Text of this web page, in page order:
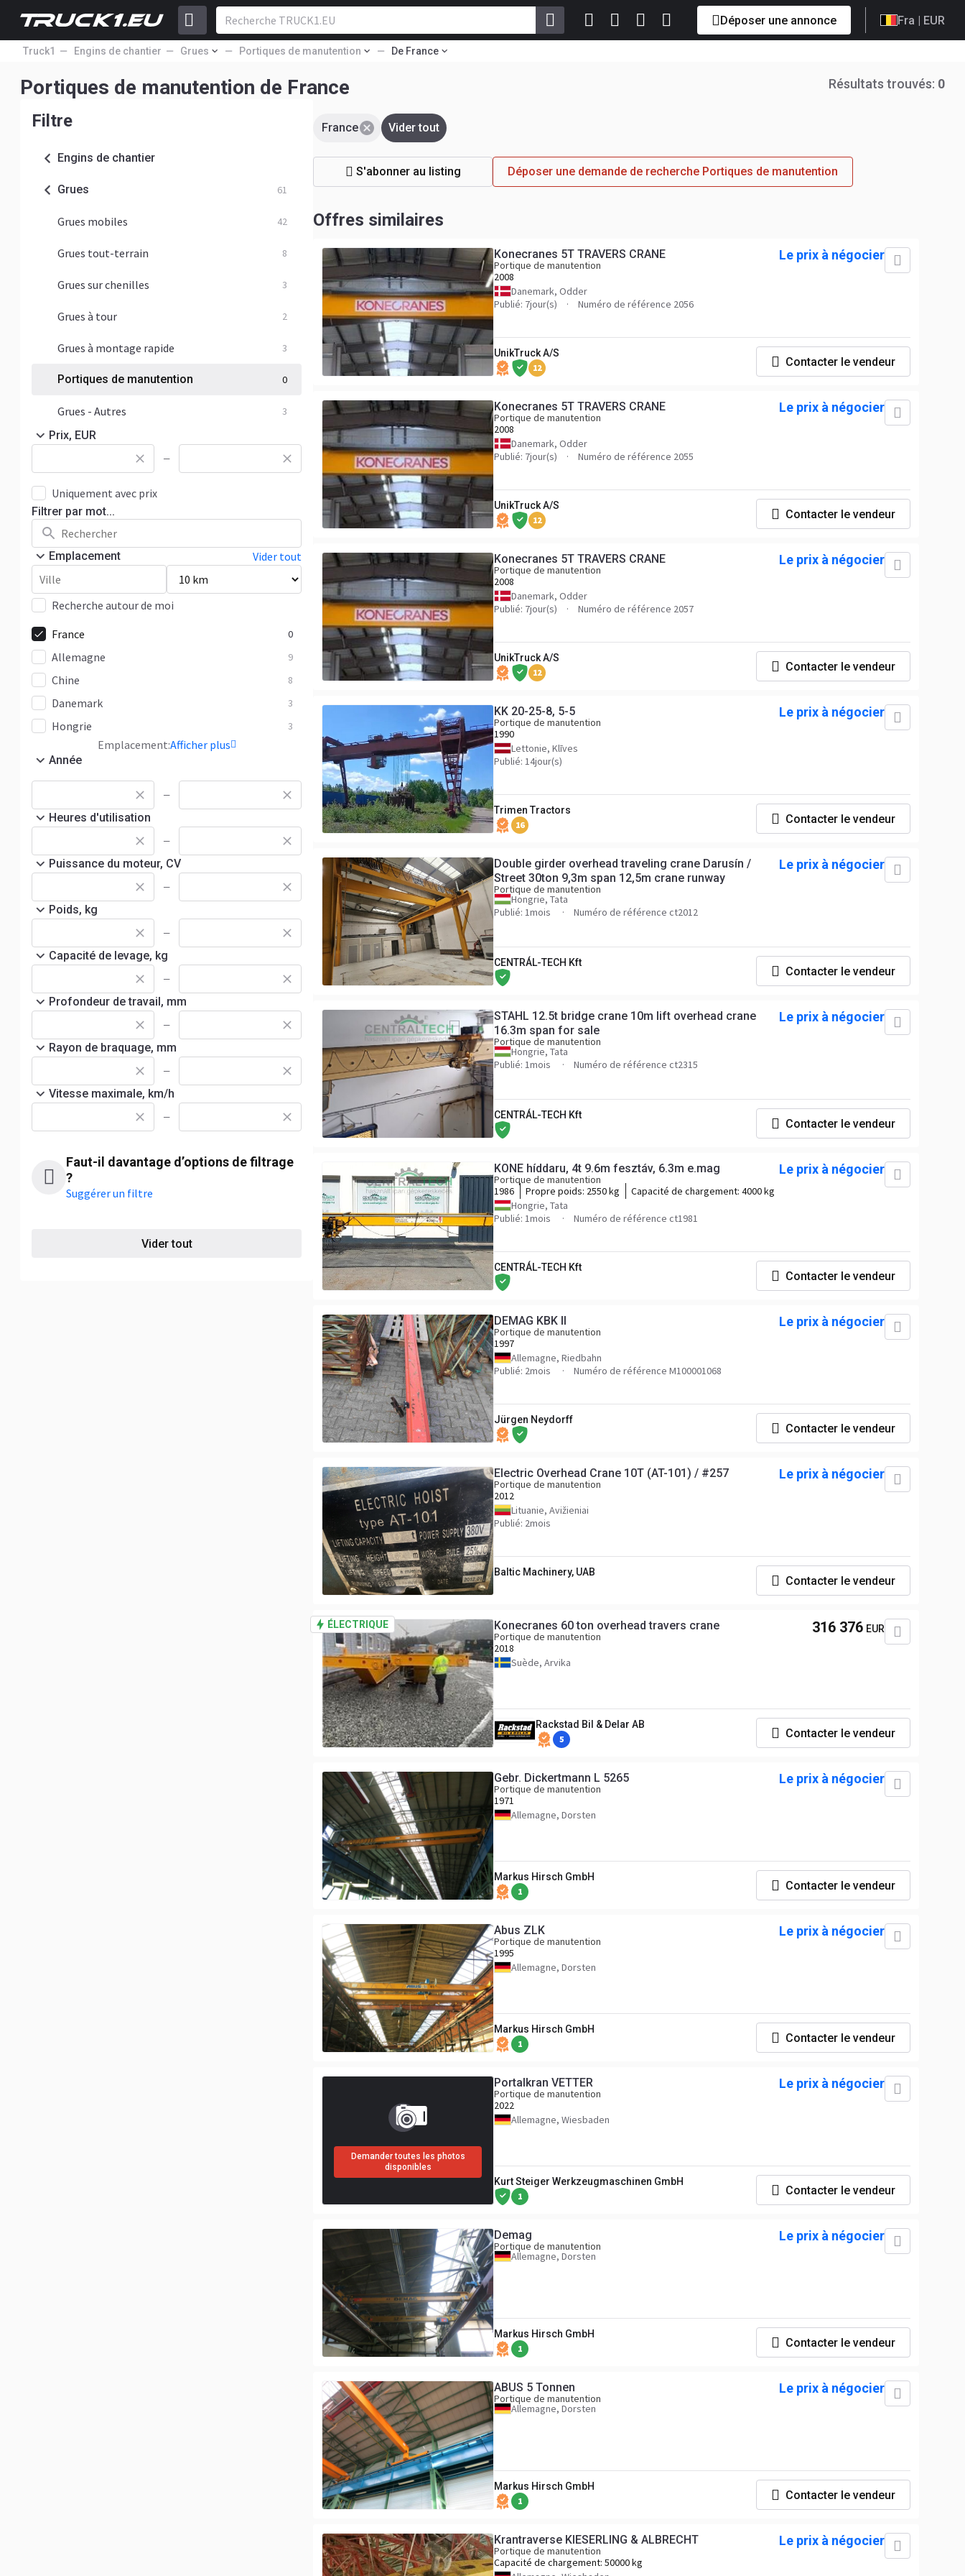
Déposer une annonce Fra | EUR
Truck1 Engins de chantier Grues Portiques de manutention De France
Portiques de manutention de France Résultats trouvés: 0
Filtre
Engins de chantier
Grues 61
Grues mobiles 42
Grues tout-terrain 8
Grues sur chenilles 3
Grues à tour 2
Grues à montage rapide 3
Portiques de manutention 0
Grues - Autres 3
Prix, EUR
—
Uniquement avec prix
Filtrer par mot...
Emplacement Vider tout
Recherche autour de moi
France
0
Allemagne 9
Chine 8
Danemark 3
Hongrie 3
Emplacement:Afficher plus
Année
—
Heures d'utilisation
—
Puissance du moteur, CV
—
Poids, kg
—
Capacité de levage, kg
—
Profondeur de travail, mm
—
Rayon de braquage, mm
—
Vitesse maximale, km/h
—
Faut-il davantage d’options de filtrage
?
Suggérer un filtre
Vider tout
France Vider tout
S'abonner au listing Déposer une demande de recherche Portiques de manutention
Offres similaires
Konecranes 5T TRAVERS CRANE
Portique de manutention
2008
Danemark, Odder
Publié: 7jour(s)
Numéro de référence 2056
Le prix à négocier
UnikTruck A/S
12 Contacter le vendeur
Konecranes 5T TRAVERS CRANE
Portique de manutention
2008
Danemark, Odder
Publié: 7jour(s)
Numéro de référence 2055
Le prix à négocier
UnikTruck A/S
12 Contacter le vendeur
Konecranes 5T TRAVERS CRANE
Portique de manutention
2008
Danemark, Odder
Publié: 7jour(s)
Numéro de référence 2057
Le prix à négocier
UnikTruck A/S
12 Contacter le vendeur
KK 20-25-8, 5-5
Portique de manutention
1990
Lettonie, Klīves
Publié: 14jour(s)
Le prix à négocier
Trimen Tractors
16 Contacter le vendeur
Double girder overhead traveling crane Darusín /
Street 30ton 9,3m span 12,5m crane runway
Portique de manutention
Hongrie, Tata
Publié: 1mois
Numéro de référence ct2012
Le prix à négocier
CENTRÁL-TECH Kft
Contacter le vendeur
STAHL 12.5t bridge crane 10m lift overhead crane
16.3m span for sale
Portique de manutention
Hongrie, Tata
Publié: 1mois
Numéro de référence ct2315
Le prix à négocier
CENTRÁL-TECH Kft
Contacter le vendeur
KONE híddaru, 4t 9.6m fesztáv, 6.3m e.mag
Portique de manutention
1986
Propre poids: 2550 kg Capacité de chargement: 4000 kg
Hongrie, Tata
Publié: 1mois
Numéro de référence ct1981
Le prix à négocier
CENTRÁL-TECH Kft
Contacter le vendeur
DEMAG KBK II
Portique de manutention
1997
Allemagne, Riedbahn
Publié: 2mois
Numéro de référence M100001068
Le prix à négocier
Jürgen Neydorff
Contacter le vendeur
Electric Overhead Crane 10T (AT-101) / #257
Portique de manutention
2012
Lituanie, Avižieniai
Publié: 2mois
Le prix à négocier
Baltic Machinery, UAB
Contacter le vendeur
ÉLECTRIQUE Konecranes 60 ton overhead travers crane
Portique de manutention
2018
Suède, Arvika
316 376 EUR
Rackstad Bil & Delar AB
5 Contacter le vendeur
Gebr. Dickertmann L 5265
Portique de manutention
1971
Allemagne, Dorsten
Le prix à négocier
Markus Hirsch GmbH
1 Contacter le vendeur
Abus ZLK
Portique de manutention
1995
Allemagne, Dorsten
Le prix à négocier
Markus Hirsch GmbH
1 Contacter le vendeur
Demander toutes les photos
disponibles
Portalkran VETTER
Portique de manutention
2022
Allemagne, Wiesbaden
Le prix à négocier
Kurt Steiger Werkzeugmaschinen GmbH
1 Contacter le vendeur
Demag
Portique de manutention
Allemagne, Dorsten
Le prix à négocier
Markus Hirsch GmbH
1 Contacter le vendeur
ABUS 5 Tonnen
Portique de manutention
Allemagne, Dorsten
Le prix à négocier
Markus Hirsch GmbH
1 Contacter le vendeur
Krantraverse KIESERLING & ALBRECHT
Portique de manutention
Capacité de chargement: 50000 kg
Le prix à négocier